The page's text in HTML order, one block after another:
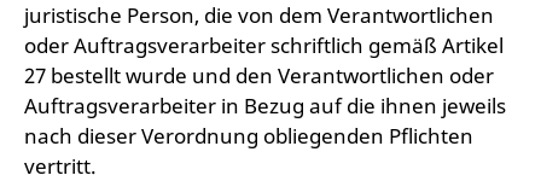
juristische Person, die von dem Verantwortlichen
oder Auftragsverarbeiter schriftlich gemäß Artikel
27 bestellt wurde und den Verantwortlichen oder
Auftragsverarbeiter in Bezug auf die ihnen jeweils
nach dieser Verordnung obliegenden Pflichten
vertritt.